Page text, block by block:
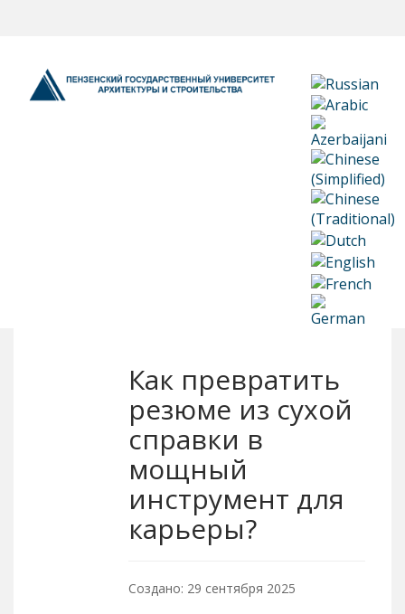
Как превратить
резюме из сухой
справки в
мощный
инструмент для
карьеры?
Создано: 29 сентября 2025